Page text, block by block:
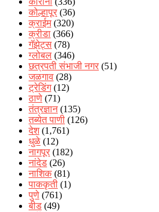
कोल्हापूर (36)
क्राईम(320)
क्रीडा (366)
गॅझेट्स (78)
ग्लोबल (346)
छत्रपती संभाजी नगर (51)
जळगाव (28)
ट्रेडिंग(12)
ठाणे (71)
तंत्रज्ञान(135)
तब्येत पाणी (126)
देश(1,761)
धुळे (12)
नागपूर (182)
नांदेड (26)
नाशिक (81)
पाककृती (1)
पुणे (761)
बीड (49)